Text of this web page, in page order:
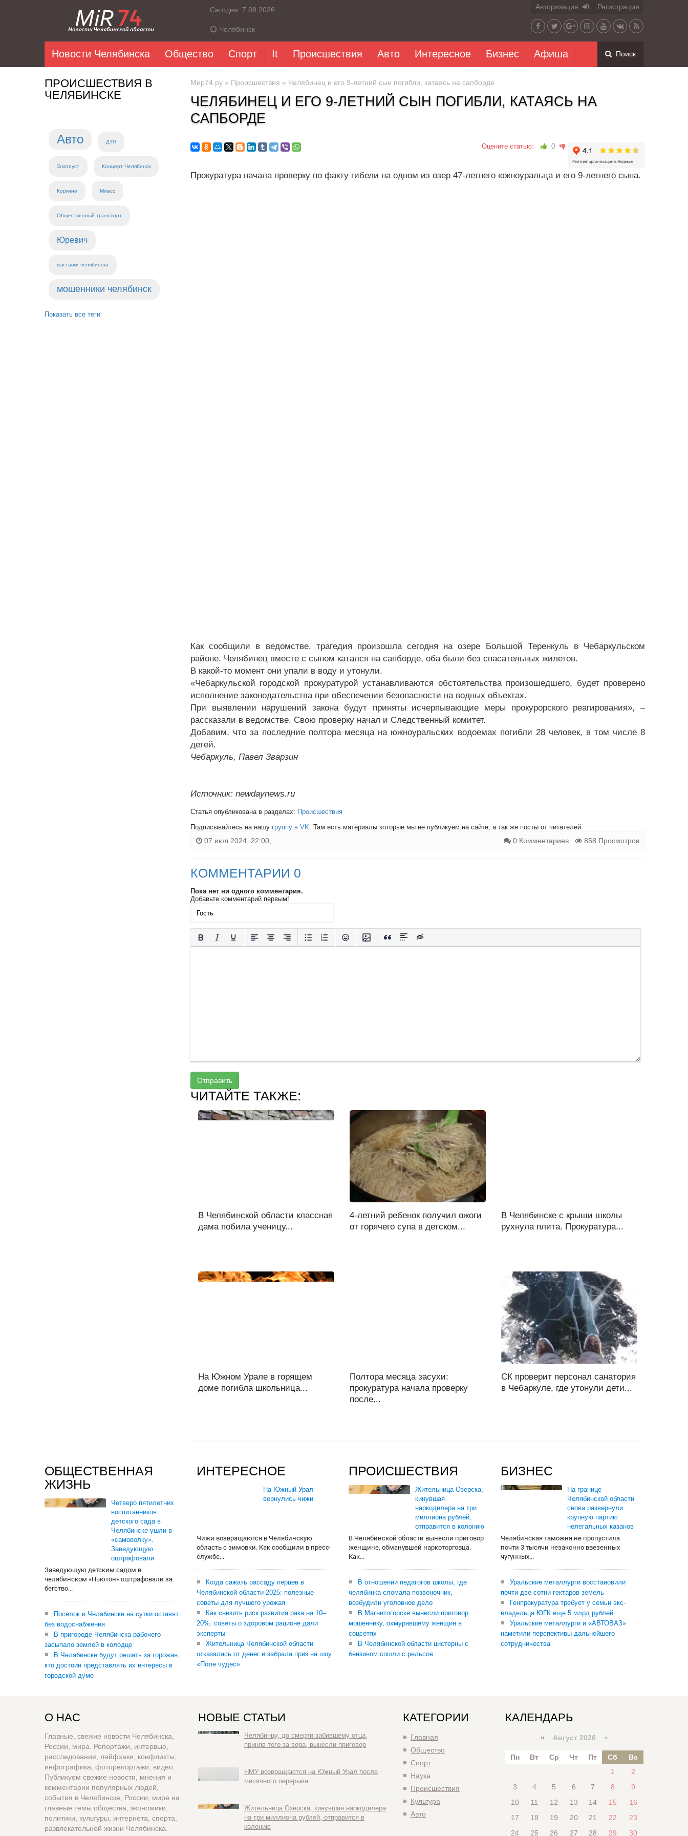
Сегодня: 7.08.2026
Челябинск
Авторизация Регистрация
Новости Челябинска Общество Спорт It Происшествия Авто Интересное Бизнес Афиша Поиск
ПРОИСШЕСТВИЯ В
ЧЕЛЯБИНСКЕ
Авто ДТП
Златоуст Концерт Челябинск
Коркино Миасс
Общественный транспорт
Юревич
выставки челябинска
мошенники челябинск
Показать все теги
Мир74.ру » Происшествия » Челябинец и его 9-летний сын погибли, катаясь на сапборде
ЧЕЛЯБИНЕЦ И ЕГО 9-ЛЕТНИЙ СЫН ПОГИБЛИ, КАТАЯСЬ НА
САПБОРДЕ
Оцените статью: 0
Прокуратура начала проверку по факту гибели на одном из озер 47-летнего южноуральца и его 9-летнего сына.
Как сообщили в ведомстве, трагедия произошла сегодня на озере Большой Теренкуль в Чебаркульском
районе. Челябинец вместе с сыном катался на сапборде, оба были без спасательных жилетов.
В какой-то момент они упали в воду и утонули.
«Чебаркульской городской прокуратурой устанавливаются обстоятельства произошедшего, будет проверено
исполнение законодательства при обеспечении безопасности на водных объектах.
При выявлении нарушений закона будут приняты исчерпывающие меры прокурорского реагирования», –
рассказали в ведомстве. Свою проверку начал и Следственный комитет.
Добавим, что за последние полтора месяца на южноуральских водоемах погибли 28 человек, в том числе 8
детей.
Чебаркуль, Павел Зварзин
Источник: newdaynews.ru
Статья опубликована в разделах: Происшествия
Подписывайтесь на нашу группу в VK. Там есть материалы которые мы не публикуем на сайте, а так же посты от читателей.
07 июл 2024, 22:00, 0 Комментариев 858 Просмотров
КОММЕНТАРИИ 0
Пока нет ни одного комментария.
Добавьте комментарий первым!
Отправить
ЧИТАЙТЕ ТАКЖЕ:
В Челябинской области классная
дама побила ученицу...
4-летний ребенок получил ожоги
от горячего супа в детском...
В Челябинске с крыши школы
рухнула плита. Прокуратура...
На Южном Урале в горящем
доме погибла школьница...
Полтора месяца засухи:
прокуратура начала проверку
после...
СК проверит персонал санатория
в Чебаркуле, где утонули дети...
ОБЩЕСТВЕННАЯ
ЖИЗНЬ
Четверо пятилетних
воспитанников
детского сада в
Челябинске ушли в
«самоволку».
Заведующую
оштрафовали
Заведующую детским садом в
челябинском «Ньютон» оштрафовали за
бегство...
Поселок в Челябинске на сутки оставят
без водоснабжения
В пригороде Челябинска рабочего
засыпало землей в колодце
В Челябинске будут решать за горожан,
кто достоин представлять их интересы в
городской думе
ИНТЕРЕСНОЕ
На Южный Урал
вернулись чижи
Чижи возвращаются в Челябинскую
область с зимовки. Как сообщили в пресс-
службе...
Когда сажать рассаду перцев в
Челябинской области-2025: полезные
советы для лучшего урожая
Как снизить риск развития рака на 10–
20%: советы о здоровом рационе дали
эксперты
Жительница Челябинской области
отказалась от денег и забрала приз на шоу
«Поле чудес»
ПРОИСШЕСТВИЯ
Жительница Озерска,
кинувшая
наркодилера на три
миллиона рублей,
отправится в колонию
В Челябинской области вынесли приговор
женщине, обманувшей наркоторговца.
Как...
В отношении педагогов школы, где
челябинка сломала позвоночник,
возбудили уголовное дело
В Магнитогорске вынесли приговор
мошеннику, охмурявшему женщин в
соцсетях
В Челябинской области цистерны с
бензином сошли с рельсов
БИЗНЕС
На границе
Челябинской области
снова развернули
крупную партию
нелегальных казанов
Челябинская таможня не пропустила
почти 3 тысячи незаконно ввезенных
чугунных...
Уральские металлурги восстановили
почти две сотни гектаров земель
Генпрокуратура требует у семьи экс-
владельца ЮГК еще 5 млрд рублей
Уральские металлурги и «АВТОВАЗ»
наметили перспективы дальнейшего
сотрудничества
О НАС
Главные, свежие новости Челябинска,
России, мира. Репортажи, интервью,
расследования, лайфхаки, конфликты,
инфографика, фоторепортажи, видео.
Публикуем свежие новости, мнения и
комментарии популярных людей,
события в Челябинске, России, мире на
главные темы общества, экономики,
политики, культуры, интернета, спорта,
развлекательной жизни Челябинска.
НОВЫЕ СТАТЬИ
Челябинцу, до смерти забившему отца,
приняв того за вора, вынесли приговор
НМУ возвращаются на Южный Урал после
месячного перерыва
Жительница Озерска, кинувшая наркодилера
на три миллиона рублей, отправится в
колонию
КАТЕГОРИИ
Главная
Общество
Спорт
Наука
Происшествия
Культура
Авто
КАЛЕНДАРЬ
« Август 2026 »
Пн Вт Ср Чт Пт Сб
Вс
1
2
3
4 5 6 7 8
9
10
11 12 13 14 15
16
17
18 19 20 21 22
23
24
25 26 27 28 29 30